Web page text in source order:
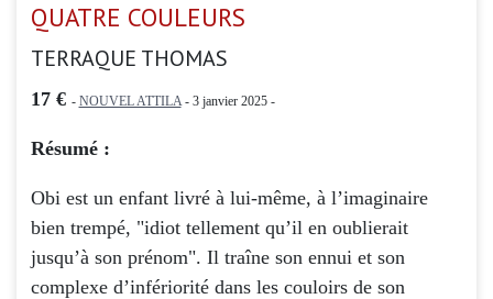
QUATRE COULEURS
TERRAQUE THOMAS
17 € - NOUVEL ATTILA- 3 janvier 2025 -
Résumé :
Obi est un enfant livré à lui-même, à l’imaginaire
bien trempé, "idiot tellement qu’il en oublierait
jusqu’à son prénom". Il traîne son ennui et son
complexe d’infériorité dans les couloirs de son